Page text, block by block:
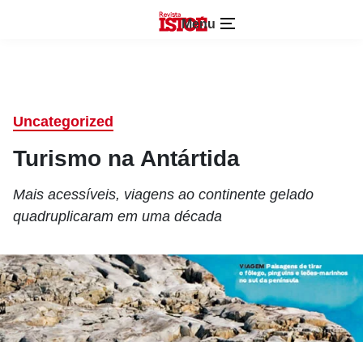
Menu
Uncategorized
Turismo na Antártida
Mais acessíveis, viagens ao continente gelado
quadruplicaram em uma década